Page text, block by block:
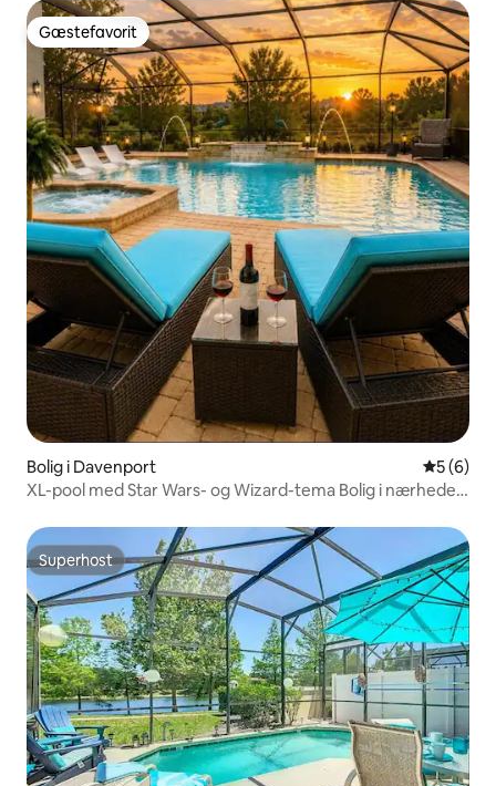
Gæstefavorit
Gæstefavorit
Bolig i Davenport 5 ud af 5
5 (6)
XL-pool med Star Wars- og Wizard-tema Bolig i nærheden
Superhost
Superhost